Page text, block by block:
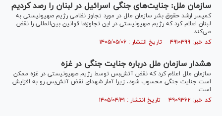
سازمان ملل: جنایت‌های جنگی اسرائیل در لبنان را رصد کردیم
کمیسر ارشد حقوق بشر سازمان ملل در مورد تجاوز نظامی رژیم صهیونیستی به
لبنان اعلام کرد که رژیم صهیونیستی در این تجاوز‌ها قوانین بین‌المللی را نقض
می‌کند.
کد خبر: ۴۹۱۰۳۹۹ تاریخ انتشار : ۱۴۰۵/۰۵/۰۶
هشدار سازمان ملل درباره جنایت جنگی در غزه
سازمان ملل اعلام کرد که نقض آتش‌بس توسط رژیم صهیونیستی در غزه ممکن
است جنایت جنگی محسوب شود، زیرا آمار شهدای نقض آتش‌بس رو به افزایش
است.
کد خبر: ۴۹۰۹۳۶۲ تاریخ انتشار : ۱۴۰۵/۰۴/۳۱